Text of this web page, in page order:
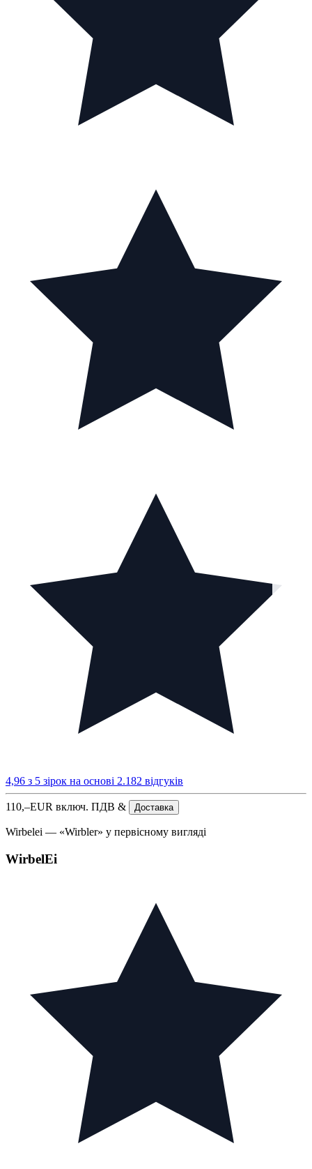
4,96 з 5 зірок на основі 2.182 відгуків
110,–EUR включ. ПДВ & Доставка
Wirbelei — «Wirbler» у первісному вигляді
WirbelEi